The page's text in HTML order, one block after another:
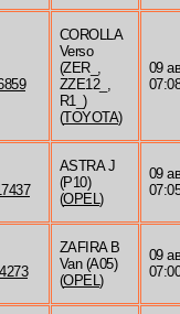
COROLLA
Verso
(ZER_,
ZZE12_,
R1_)
(TOYOTA)
09
07:08
ASTRA J
(P10)
(OPEL)
09
07:05
ZAFIRA B
Van (A05)
(OPEL)
09
07:00